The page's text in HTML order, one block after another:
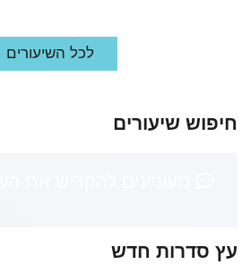
לכל השיעורים
חיפוש שיעורים
עץ סדרות חדש